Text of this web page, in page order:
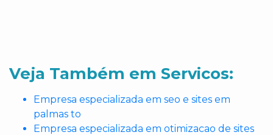
Veja Também em Servicos:
Empresa especializada em seo e sites em
palmas to
Empresa especializada em otimizacao de sites